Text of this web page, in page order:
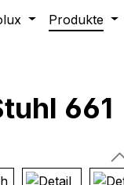
Produkte
661